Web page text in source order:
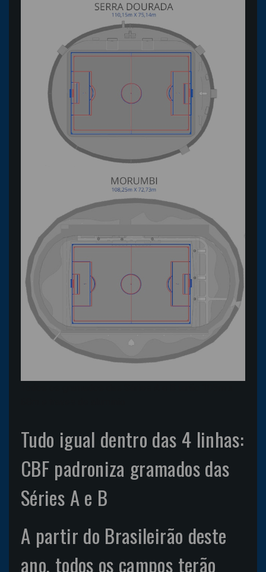
Tudo igual dentro das 4 linhas:
CBF padroniza gramados das
Séries A e B
A partir do Brasileirão deste
ano, todos os campos terão